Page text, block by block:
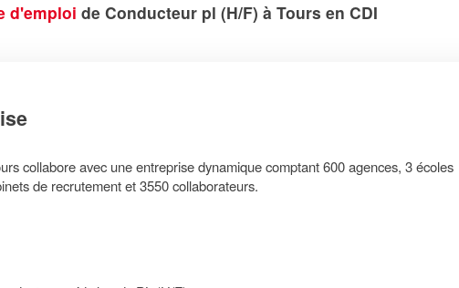
d'emploi de Conducteur pl (H/F) à Tours en CDI
collabore avec une entreprise dynamique comptant 600 agences, 3 écoles
de recrutement et 3550 collaborateurs.